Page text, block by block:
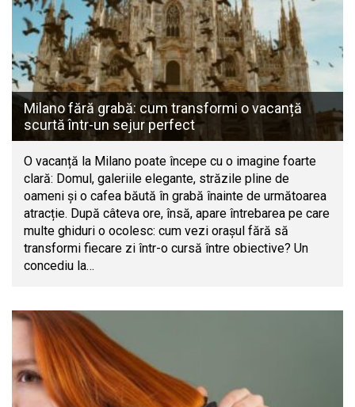
Milano fără grabă: cum transformi o vacanță
scurtă într-un sejur perfect
O vacanță la Milano poate începe cu o imagine foarte
clară: Domul, galeriile elegante, străzile pline de
oameni și o cafea băută în grabă înainte de următoarea
atracție. După câteva ore, însă, apare întrebarea pe care
multe ghiduri o ocolesc: cum vezi orașul fără să
transformi fiecare zi într-o cursă între obiective? Un
concediu la…